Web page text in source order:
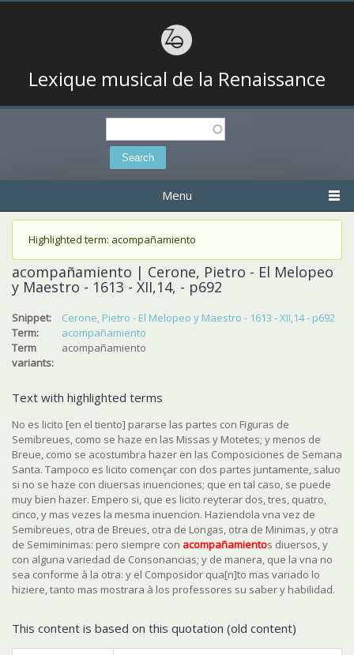
Lexique musical de la Renaissance
Search
Menu
Status message
Highlighted term: acompañamiento
acompañamiento | Cerone, Pietro - El Melopeo
y Maestro - 1613 - XII,14, - p692
Snippet:
Cerone, Pietro - El Melopeo y Maestro - 1613 - XII,14 - p692
Term:
acompañamiento
Term
variants:
acompañamiento
Text with highlighted terms
No es licito [en el tiento] pararse las partes con Figuras de
Semibreues, como se haze en las Missas y Motetes; y menos de
Breue, como se acostumbra hazer en las Composiciones de Semana
Santa. Tampoco es licito començar con dos partes juntamente, saluo
si no se haze con diuersas inuenciones; que en tal caso, se puede
muy bien hazer. Empero si, que es licito reyterar dos,tres, quatro,
cinco,y mas vezes la mesma inuencion. Haziendola vna vez de
Semibreues, otra de Breues, otra de Longas, otra de Minimas, y otra
de Semiminimas: pero siempre con acompañamientos diuersos, y
con alguna variedad de Consonancias; y de manera, que la vna no
sea conforme à la otra: y el Composidor qua[n]to mas variado lo
hiziere, tanto mas mostrara à los professores su saber y habilidad.
This content is based on this quotation (old content)